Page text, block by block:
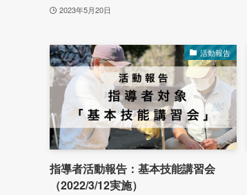
2023年5月20日
活動報告
指導者活動報告：基本技能講習会
（2022/3/12実施）